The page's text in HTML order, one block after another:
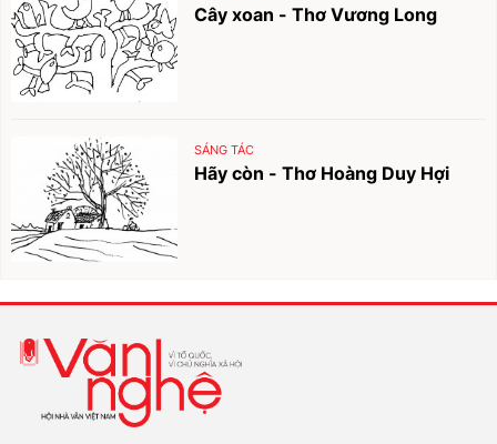
Cây xoan - Thơ Vương Long
SÁNG TÁC
Hãy còn - Thơ Hoàng Duy Hợi